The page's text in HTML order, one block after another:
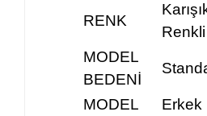
RENK
Renkli
MODEL
BEDENİ
MODEL Erkek